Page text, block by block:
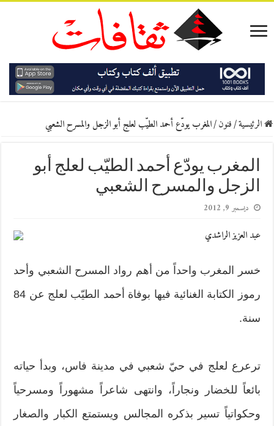
الرئيسية/فنون/المغرب يودّع أحمد الطيّب لعلج أبو الزجل والمسرح الشعبي
المغرب يودّع أحمد الطيّب لعلج أبو
الزجل والمسرح الشعبي
ديسمبر 9, 2012
عبد العزيز الراشدي
خسر المغرب واحداً من أهم رواد المسرح الشعبي وأحد
رموز الكتابة الغنائية فيها بوفاة أحمد الطيّب لعلج عن 84
سنة.
ترعرع لعلج في حيّ شعبي في مدينة فاس، وبدأ حياته
بائعاً للخضار ونجاراً، وانتهى شاعراً مشهوراً ومسرحياً
وحكواتياً تسير بذكره المجالس ويستمتع الكبار والصغار